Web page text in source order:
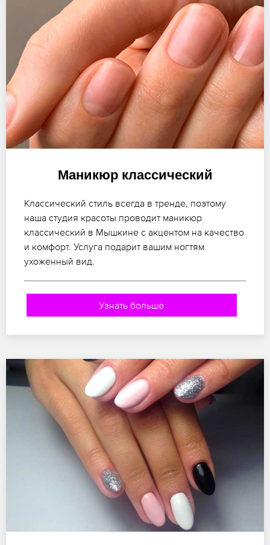
Маникюр классический
Классический стиль всегда в тренде, поэтому
наша студия красоты проводит маникюр
классический в Мышкине с акцентом на качество
и комфорт. Услуга подарит вашим ногтям
ухоженный вид.
Узнать больше